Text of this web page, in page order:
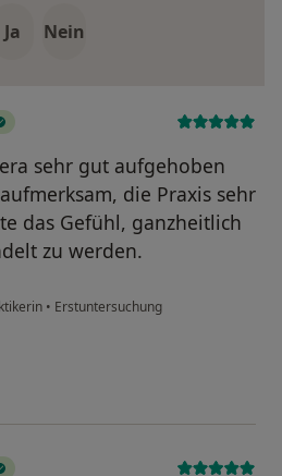
Ja Nein
sehr gut aufgehoben
die Praxis sehr
das Gefühl, ganzheitlich
zu werden.
• Erstuntersuchung